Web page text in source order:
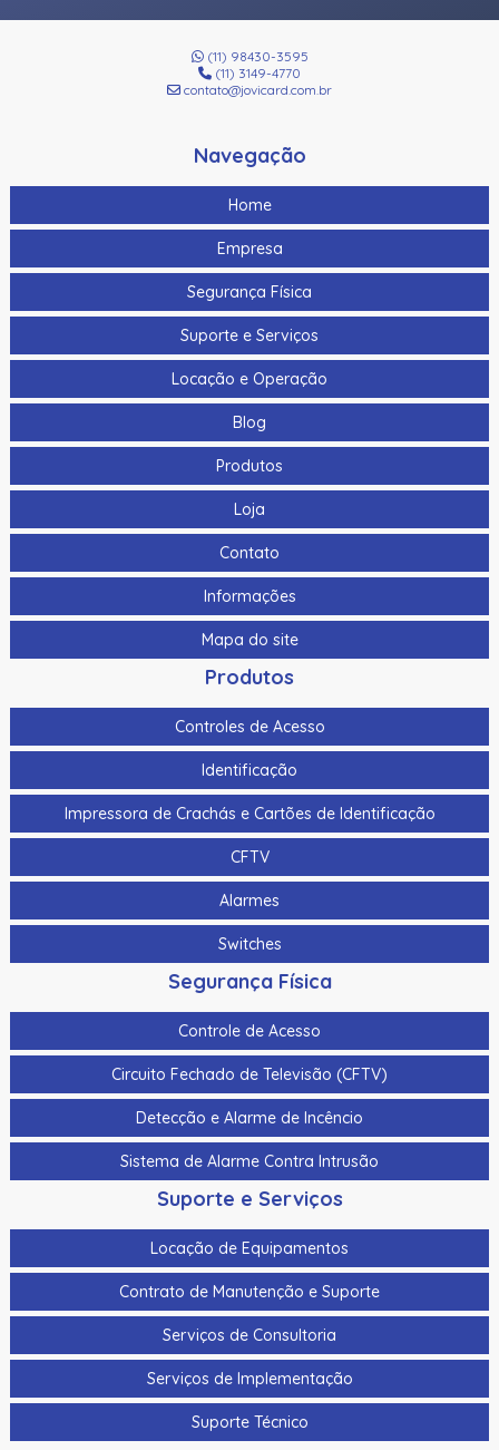
(11) 98430-3595
(11) 3149-4770
contato@jovicard.com.br
Navegação
Home
Empresa
Segurança Física
Suporte e Serviços
Locação e Operação
Blog
Produtos
Loja
Contato
Informações
Mapa do site
Produtos
Controles de Acesso
Identificação
Impressora de Crachás e Cartões de Identificação
CFTV
Alarmes
Switches
Segurança Física
Controle de Acesso
Circuito Fechado de Televisão (CFTV)
Detecção e Alarme de Incêncio
Sistema de Alarme Contra Intrusão
Suporte e Serviços
Locação de Equipamentos
Contrato de Manutenção e Suporte
Serviços de Consultoria
Serviços de Implementação
Suporte Técnico